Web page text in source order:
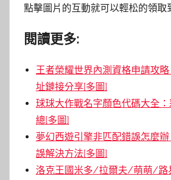
點擊圖片的互動就可以輕松的領取
閱讀更多:
王者榮耀世界內測資格申請攻
址鏈接分享[多圖]
球球大作戰名字顏色代碼大全
總[多圖]
夢幻西遊引擎非匹配錯誤怎麼
誤解決方法[多圖]
洛克王國米多/拉爾夫/萌萌/路